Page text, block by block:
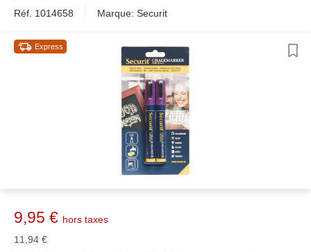
Réf. 1014658 Marque: Securit
Express
9,95 € hors taxes
11,94 €